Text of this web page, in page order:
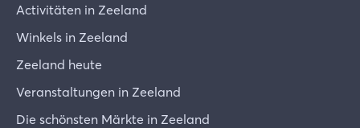
Activitäten in Zeeland
Winkels in Zeeland
Zeeland heute
Veranstaltungen in Zeeland
Die schönsten Märkte in Zeeland